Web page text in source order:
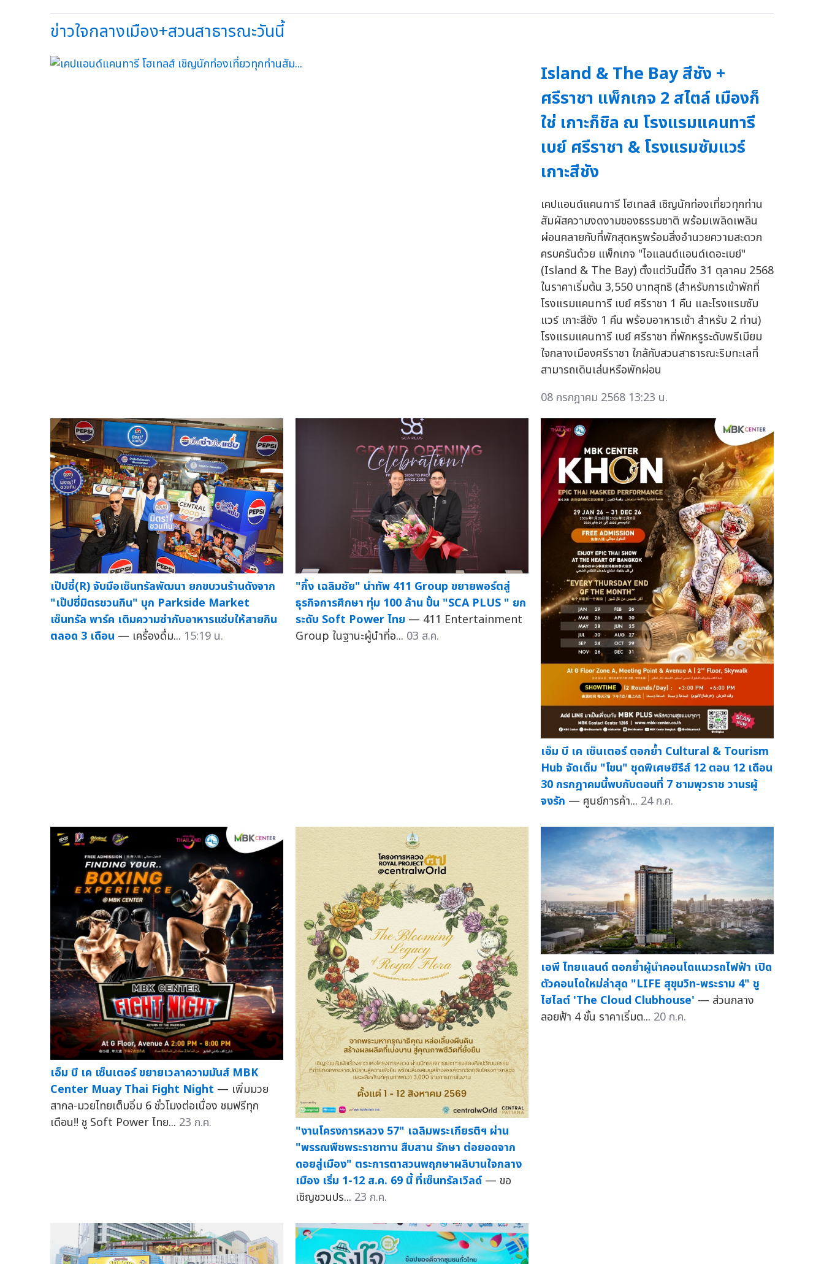
ข่าวใจกลางเมือง+สวนสาธารณะวันนี้
Island & The Bay สีชัง +
ศรีราชา แพ็กเกจ 2 สไตล์ เมืองก็
ใช่ เกาะก็ชิล ณ โรงแรมแคนทารี
เบย์ ศรีราชา & โรงแรมซัมแวร์
เกาะสีชัง
เคปแอนด์แคนทารี โฮเทลส์ เชิญนักท่องเที่ยวทุกท่าน
สัมผัสความงดงามของธรรมชาติ พร้อมเพลิดเพลิน
ผ่อนคลายกับที่พักสุดหรูพร้อมสิ่งอำนวยความสะดวก
ครบครันด้วย แพ็กเกจ "ไอแลนด์แอนด์เดอะเบย์"
(Island & The Bay) ตั้งแต่วันนี้ถึง 31 ตุลาคม 2568
ในราคาเริ่มต้น 3,550 บาทสุทธิ (สำหรับการเข้าพักที่
โรงแรมแคนทารี เบย์ ศรีราชา 1 คืน และโรงแรมซัม
แวร์ เกาะสีชัง 1 คืน พร้อมอาหารเช้า สำหรับ 2 ท่าน)
โรงแรมแคนทารี เบย์ ศรีราชา ที่พักหรูระดับพรีเมียม
ใจกลางเมืองศรีราชา ใกล้กับสวนสาธารณะริมทะเลที่
สามารถเดินเล่นหรือพักผ่อน
08 กรกฎาคม 2568 13:23 น.
เป๊ปซี่(R) จับมือเซ็นทรัลพัฒนา ยกขบวนร้านดังจาก
"เป๊ปซี่มิตรชวนกิน" บุก Parkside Market
เซ็นทรัล พาร์ค เติมความซ่ากับอาหารแซ่บให้สายกิน
ตลอด 3 เดือน — เครื่องดื่ม... 15:19 น.
"กึ้ง เฉลิมชัย" นำทัพ 411 Group ขยายพอร์ตสู่
ธุรกิจการศึกษา ทุ่ม 100 ล้าน ปั้น "SCA PLUS " ยก
ระดับ Soft Power ไทย — 411 Entertainment
Group ในฐานะผู้นำที่อ... 03 ส.ค.
เอ็ม บี เค เซ็นเตอร์ ตอกย้ำ Cultural & Tourism
Hub จัดเต็ม "โขน" ชุดพิเศษซีรีส์ 12 ตอน 12 เดือน
30 กรกฎาคมนี้พบกับตอนที่ 7 ชามพุวราช วานรผู้
จงรัก — ศูนย์การค้า... 24 ก.ค.
เอ็ม บี เค เซ็นเตอร์ ขยายเวลาความมันส์ MBK
Center Muay Thai Fight Night — เพิ่มมวย
สากล-มวยไทยเต็มอิ่ม 6 ชั่วโมงต่อเนื่อง ชมฟรีทุก
เดือน!! ชู Soft Power ไทย... 23 ก.ค.
"งานโครงการหลวง 57" เฉลิมพระเกียรติฯ ผ่าน
"พรรณพืชพระราชทาน สืบสาน รักษา ต่อยอดจาก
ดอยสู่เมือง" ตระการตาสวนพฤกษาผลิบานใจกลาง
เมือง เริ่ม 1-12 ส.ค. 69 นี้ ที่เซ็นทรัลเวิลด์ — ขอ
เชิญชวนปร... 23 ก.ค.
เอพี ไทยแลนด์ ตอกย้ำผู้นำคอนโดแนวรถไฟฟ้า เปิด
ตัวคอนโดใหม่ล่าสุด "LIFE สุขุมวิท-พระราม 4" ชู
ไฮไลต์ 'The Cloud Clubhouse' — ส่วนกลาง
ลอยฟ้า 4 ชั้น ราคาเริ่มต... 20 ก.ค.